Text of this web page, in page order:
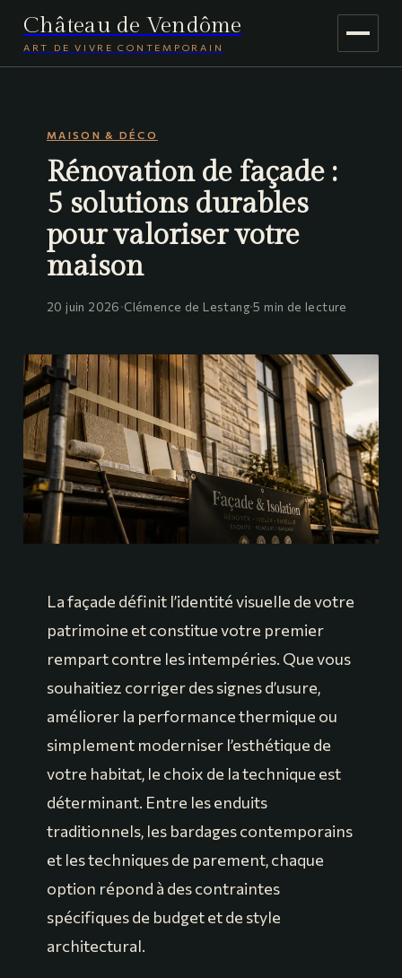
Château de Vendôme
ART DE VIVRE CONTEMPORAIN
JARDINAGE
VOYAGE
MAISON & DÉCO
Rénovation de façade :
5 solutions durables
pour valoriser votre
maison
20 juin 2026·Clémence de Lestang·5 min de lecture
La façade définit l’identité visuelle de votre
patrimoine et constitue votre premier
rempart contre les intempéries. Que vous
souhaitiez corriger des signes d’usure,
améliorer la performance thermique ou
simplement moderniser l’esthétique de
votre habitat, le choix de la technique est
déterminant. Entre les enduits
traditionnels, les bardages contemporains
et les techniques de parement, chaque
option répond à des contraintes
spécifiques de budget et de style
architectural.